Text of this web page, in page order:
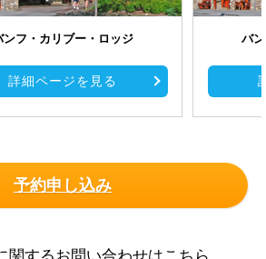
ンフ・カリブー・ロッジ
詳細ページを見る
バ
予約申し込み
関するお問い合わせはこちら